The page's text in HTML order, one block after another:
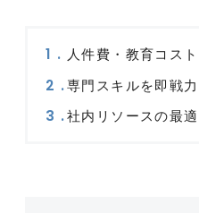
人件費・教育コス
専門スキルを即戦
社内リソースの最